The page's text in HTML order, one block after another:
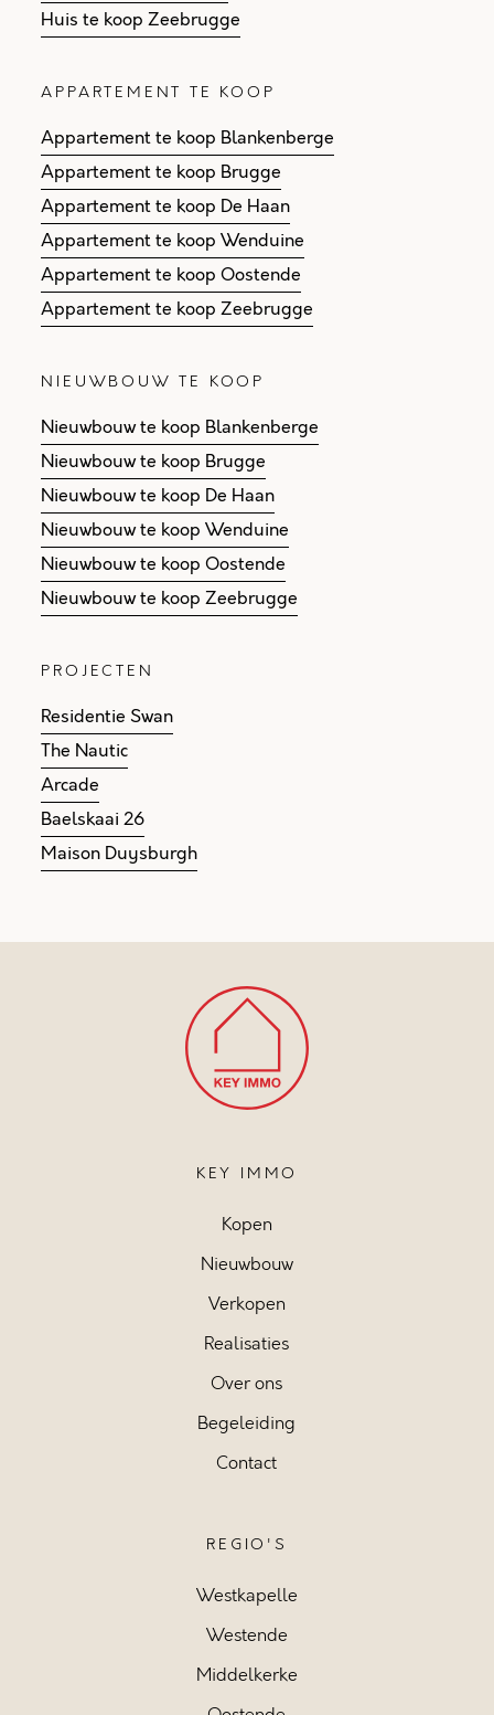
Huis te koop Zeebrugge
APPARTEMENT TE KOOP
Appartement te koop Blankenberge
Appartement te koop Brugge
Appartement te koop De Haan
Appartement te koop Wenduine
Appartement te koop Oostende
Appartement te koop Zeebrugge
NIEUWBOUW TE KOOP
Nieuwbouw te koop Blankenberge
Nieuwbouw te koop Brugge
Nieuwbouw te koop De Haan
Nieuwbouw te koop Wenduine
Nieuwbouw te koop Oostende
Nieuwbouw te koop Zeebrugge
PROJECTEN
Residentie Swan
The Nautic
Arcade
Baelskaai 26
Maison Duysburgh
KEY IMMO
Kopen
Nieuwbouw
Verkopen
Realisaties
Over ons
Begeleiding
Contact
REGIO'S
Westkapelle
Westende
Middelkerke